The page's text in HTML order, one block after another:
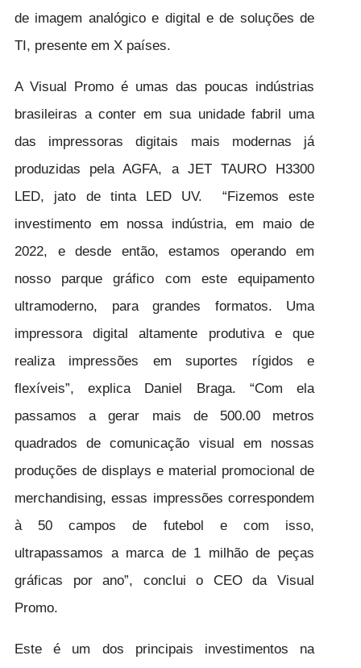
de imagem analógico e digital e de soluções de
TI, presente em X países.
A Visual Promo é umas das poucas indústrias
brasileiras a conter em sua unidade fabril uma
das impressoras digitais mais modernas já
produzidas pela AGFA, a JET TAURO H3300
LED, jato de tinta LED UV. “Fizemos este
investimento em nossa indústria, em maio de
2022, e desde então, estamos operando em
nosso parque gráfico com este equipamento
ultramoderno, para grandes formatos. Uma
impressora digital altamente produtiva e que
realiza impressões em suportes rígidos e
flexíveis”, explica Daniel Braga. “Com ela
passamos a gerar mais de 500.00 metros
quadrados de comunicação visual em nossas
produções de displays e material promocional de
merchandising, essas impressões correspondem
à 50 campos de futebol e com isso,
ultrapassamos a marca de 1 milhão de peças
gráficas por ano”, conclui o CEO da Visual
Promo.
Este é um dos principais investimentos na